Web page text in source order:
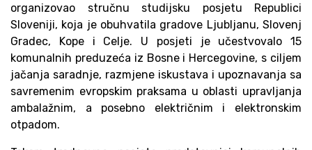
organizovao stručnu studijsku posjetu Republici
Sloveniji, koja je obuhvatila gradove Ljubljanu, Slovenj
Gradec, Kope i Celje. U posjeti je učestvovalo 15
komunalnih preduzeća iz Bosne i Hercegovine, s ciljem
jačanja saradnje, razmjene iskustava i upoznavanja sa
savremenim evropskim praksama u oblasti upravljanja
ambalažnim, a posebno električnim i elektronskim
otpadom.